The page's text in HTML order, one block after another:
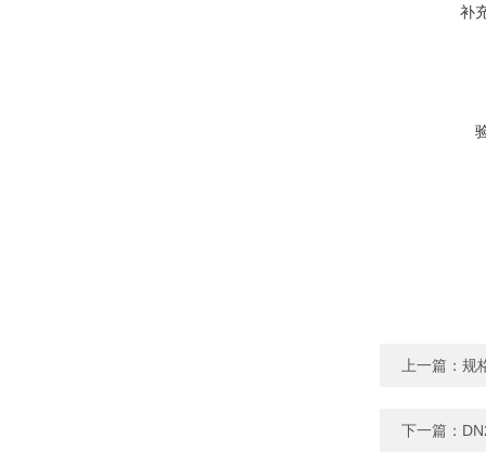
补
上一篇： 规
下一篇：